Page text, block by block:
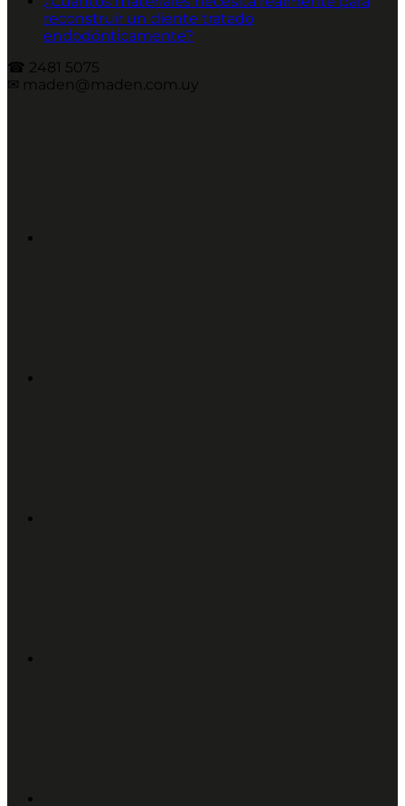
reconstruir un diente tratado
endodónticamente?
☎︎ 2481 5075
✉︎ maden@maden.com.uy